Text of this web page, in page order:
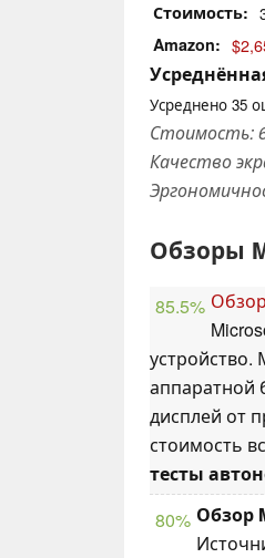
Стоимость
Amazon
Усреднено 35
Стоимость:
Качество
Обзоры
85.5%
аппаратной
дисплей от
стоимость
тесты
80% Обзор